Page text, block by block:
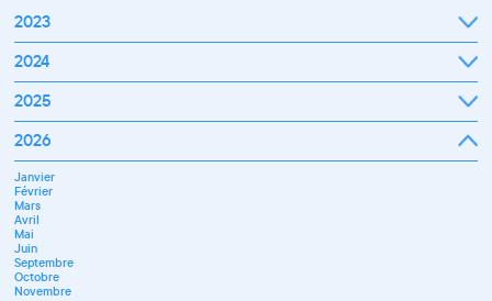
2023
Janvier
Mars
Avril
Septembre
Octobre
Novembre
Décembre
2024
Janvier
Mars
Avril
Juin
Juillet
Septembre
Novembre
Décembre
2025
Janvier
Mars
Avril
Mai
Juin
Juillet
Septembre
Octobre
Novembre
Décembre
2026
Janvier
Février
Mars
Avril
Mai
Juin
Septembre
Octobre
Novembre